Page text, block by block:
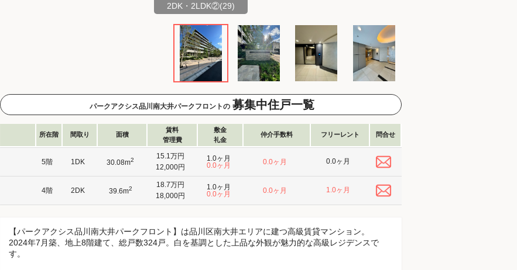
2DK・2LDK②(29)
パークアクシス品川南大井パークフロントの 募集中住戸一覧
所在階 間取り 面積
賃料
管理費
敷金
礼金
仲介手数料 フリーレント 問合せ
15.1万円
12,000円
1.0ヶ月
0.0ヶ月
0.0ヶ月 0.0ヶ月
5階 1DK 30.08m2
18.7万円
18,000円
1.0ヶ月
0.0ヶ月
0.0ヶ月 1.0ヶ月
4階 2DK 39.6m2
【パークアクシス品川南大井パークフロント】は品川区南大井エリアに建つ高級賃貸マンション。
2024年7月築、地上8階建て、総戸数324戸。白を基調とした上品な外観が魅力的な高級レジデンスで
す。